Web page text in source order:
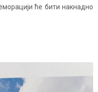
ће бити накнадно